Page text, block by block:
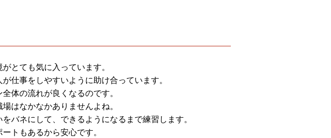
とても気に入っています。
仕事をしやすいように助け合っています。
体の流れが良くなるのです。
はなかなかありませんよね。
バネにして、できるようになるまで練習します。
トもあるから安心です。